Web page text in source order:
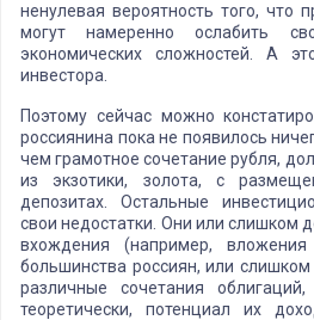
ненулевая вероятность того, что
могут намеренно ослабить
экономических сложностей. А
инвестора.
Поэтому сейчас можно
россиянина пока не появилось
чем грамотное сочетание рубля,
из экзотики, золота, с
депозитах. Остальные
свои недостатки. Они или слишком
вхождения (например,
большинства россиян, или
различные сочетания
теоретически, потенциал их